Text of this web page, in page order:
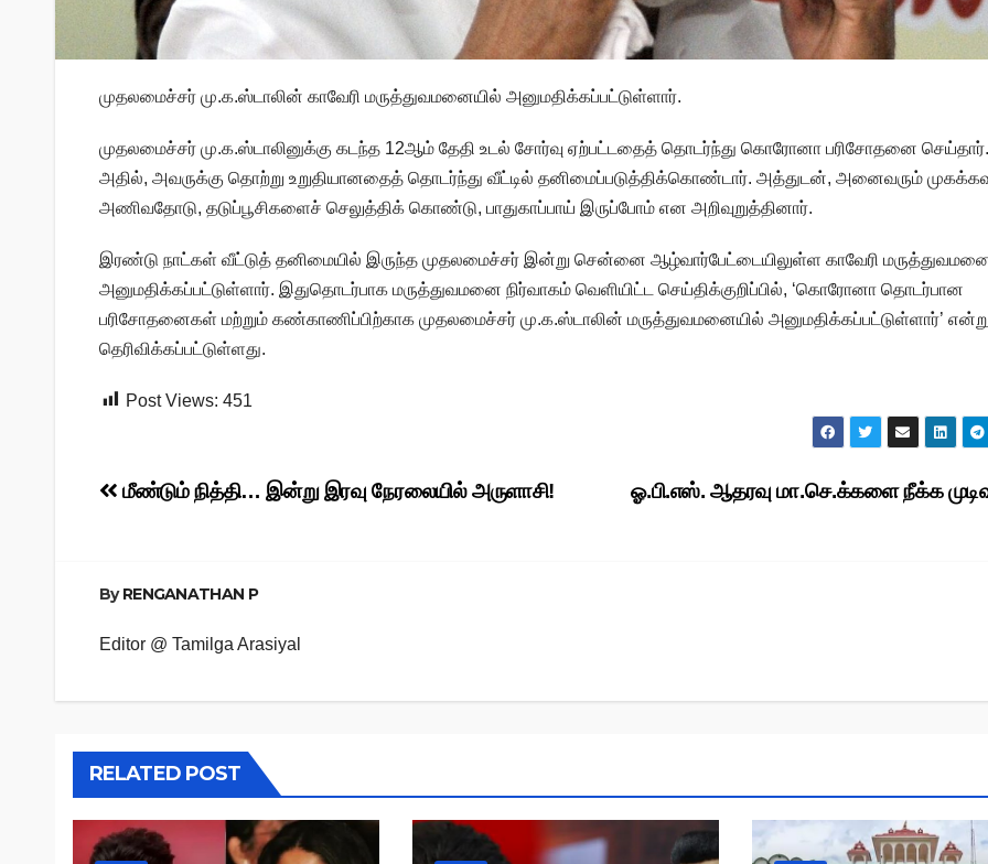
முதலமைச்சர் மு.க.ஸ்டாலின் காவேரி மருத்துவமனையில் அனுமதிக்கப்பட்டுள்ளார்.
முதலமைச்சர் மு.க.ஸ்டாலினுக்கு கடந்த 12ஆம் தேதி உடல் சோர்வு ஏற்பட்டதைத் தொடர்ந்து கொரோனா பரிசோதனை செய்தார்.
அதில், அவருக்கு தொற்று உறுதியானதைத் தொடர்ந்து வீட்டில் தனிமைப்படுத்திக்கொண்டார். அத்துடன், அனைவரும்
அணிவதோடு, தடுப்பூசிகளைச் செலுத்திக் கொண்டு, பாதுகாப்பாய் இருப்போம் என அறிவுறுத்தினார்.
இரண்டு நாட்கள் வீட்டுத் தனிமையில் இருந்த முதலமைச்சர் இன்று சென்னை ஆழ்வார்பேட்டையிலுள்ள காவேரி
அனுமதிக்கப்பட்டுள்ளார். இதுதொடர்பாக மருத்துவமனை நிர்வாகம் வெளியிட்ட செய்திக்குறிப்பில், ‘கொரோனா தொடர்பான
பரிசோதனைகள் மற்றும் கண்காணிப்பிற்காக முதலமைச்சர் மு.க.ஸ்டாலின் மருத்துவமனையில் அனுமதிக்கப்பட்டுள்ளார்’
தெரிவிக்கப்பட்டுள்ளது.
Post Views: 451
Post
ஓ.பி.எஸ். ஆதரவு மா.செ.க்களை நீக்க
மீண்டும் நித்தி… இன்று இரவு நேரலையில் அருளாசி!
ByRENGANATHAN P
Editor @ Tamilga Arasiyal
RELATED POST